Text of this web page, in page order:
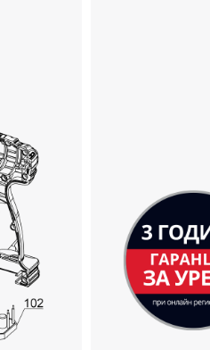
The website owner needs to setup
with their CMP to add this content
the list of technologies used.
by
Management Platform